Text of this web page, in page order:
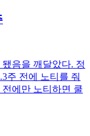
음을 깨달았다. 정
주 전에 노티를 줘
에만 노티하면 쿨